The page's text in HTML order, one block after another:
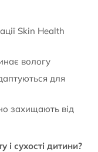
Skin Health
вологу
для
захищають від
сухості дитини?